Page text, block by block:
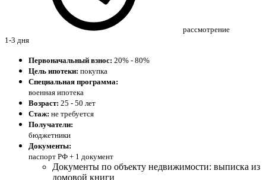
рассмотрение
1-3 дня
Первоначальный взнос: 20% - 80%
Цель ипотеки: покупка
Специальная программа:
военная ипотека
Возраст: 25 - 50 лет
Стаж: не требуется
Получатели:
бюджетники
Документы:
паспорт РФ + 1 документ
Документы по объекту недвижимости: выписка из
домовой книги